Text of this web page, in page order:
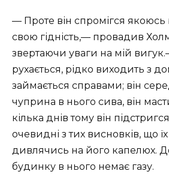
— Проте він спромігся якоюсь
свою гідність,— провадив
звертаючи уваги на мій
рухається, рідко виходить з
займається справами; він
чуприна в нього сива, він
кілька днів тому він
очевидні з тих висновків, що
дивлячись на його капелюх.
будинку в нього немає газу.